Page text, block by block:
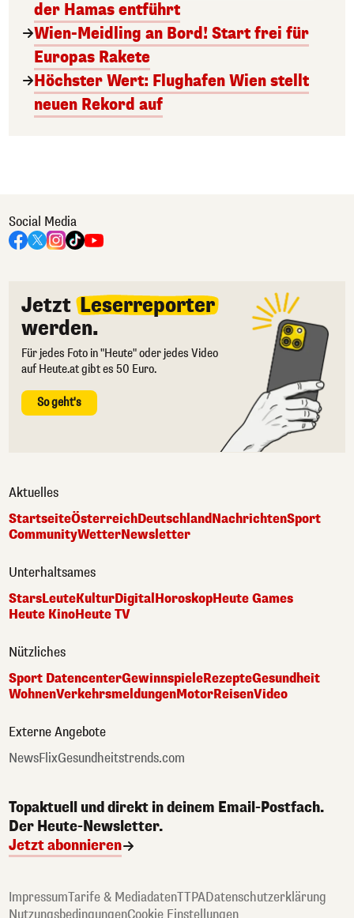
der Hamas entführt
Wien-Meidling an Bord! Start frei für
Europas Rakete
Höchster Wert: Flughafen Wien stellt
neuen Rekord auf
Social Media
Jetzt Leserreporter
werden.
Für jedes Foto in "Heute" oder jedes Video
auf Heute.at gibt es 50 Euro.
So geht's
Aktuelles
StartseiteÖsterreichDeutschlandNachrichtenSport
CommunityWetterNewsletter
Unterhaltsames
StarsLeuteKulturDigital HoroskopHeute Games
Heute KinoHeute TV
Nützliches
Sport DatencenterGewinnspieleRezepteGesundheit
WohnenVerkehrsmeldungenMotorReisenVideo
Externe Angebote
NewsFlixGesundheitstrends.com
Topaktuell und direkt in deinem Email-Postfach.
Der Heute-Newsletter.
Jetzt abonnieren
ImpressumTarife & MediadatenTTPADatenschutzerklärung
NutzungsbedingungenCookie Einstellungen